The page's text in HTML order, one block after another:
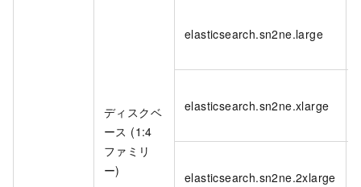
ディスクベ
ース (1:4
ファミリ
ー)
elasticsearch.sn2ne.large
elasticsearch.sn2ne.xlarge
elasticsearch.sn2ne.2xlarge